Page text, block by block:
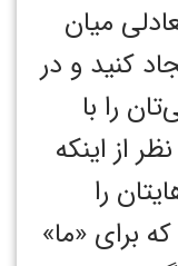
میان
کنید و در
را با
از اینکه
را
برای «ما»